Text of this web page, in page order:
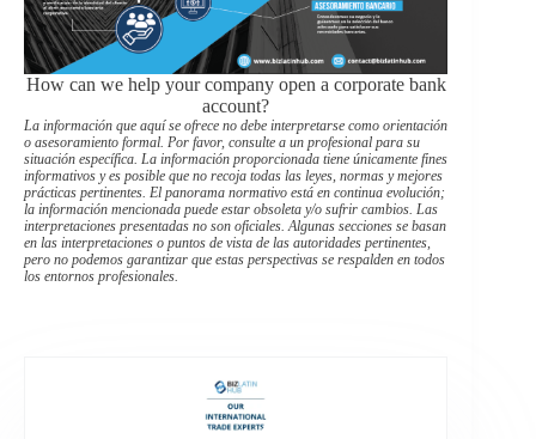
How can we help your company open a corporate bank
account?
La información que aquí se ofrece no debe interpretarse como orientación
o asesoramiento formal. Por favor, consulte a un profesional para su
situación específica. La información proporcionada tiene únicamente fines
informativos y es posible que no recoja todas las leyes, normas y mejores
prácticas pertinentes. El panorama normativo está en continua evolución;
la información mencionada puede estar obsoleta y/o sufrir cambios. Las
interpretaciones presentadas no son oficiales. Algunas secciones se basan
en las interpretaciones o puntos de vista de las autoridades pertinentes,
pero no podemos garantizar que estas perspectivas se respalden en todos
los entornos profesionales.